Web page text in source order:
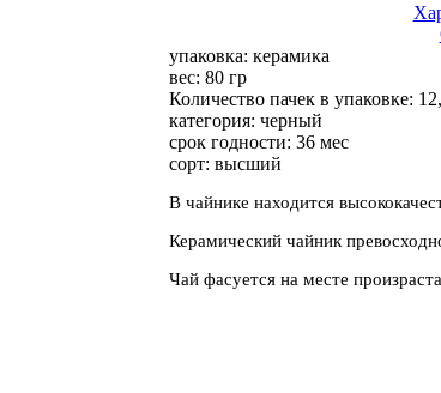
упаковка: керамика
вес: 80 гр
Количество пачек в упаковке:
категория: черный
срок годности: 36 мес
сорт: высший
В чайнике находится
Керамический чайник
Чай фасуется на месте